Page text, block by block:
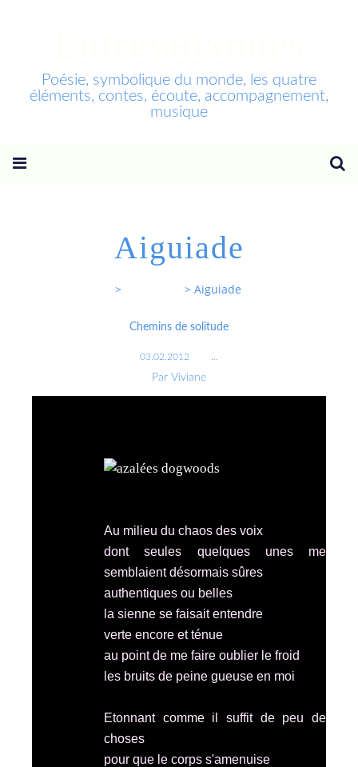
Poésie, symbolique du monde, les quatre
éléments, contes, écoute, accompagnement,
musique
Aiguiade
> > Aiguiade
Chemins de solitude
03.02.2012
Par Viviane
Au milieu du chaos des voix
dont seules quelques unes me
semblaient désormais sûres
authentiques ou belles
la sienne se faisait entendre
verte encore et ténue
au point de me faire oublier le froid
les bruits de peine gueuse en moi
Etonnant comme il suffit de peu de
choses
pour que le corps s'amenuise